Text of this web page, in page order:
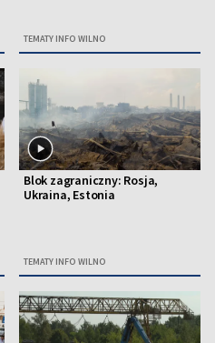
TEMATY INFO WILNO
Blok zagraniczny: Rosja,
Ukraina, Estonia
TEMATY INFO WILNO